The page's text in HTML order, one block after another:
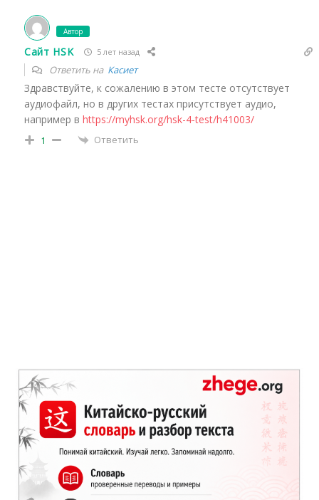
Автор
Сайт HSK 5 лет назад
Ответить на Касиет
Здравствуйте, к сожалению в этом тесте отсутствует
аудиофайл, но в других тестах присутствует аудио,
например в https://myhsk.org/hsk-4-test/h41003/
1 Ответить